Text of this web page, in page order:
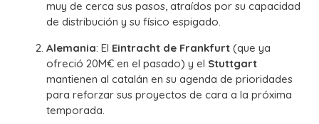
muy de cerca sus pasos, atraídos por su capacidad
de distribución y su físico espigado.
Alemania: El Eintracht de Frankfurt (que ya
ofreció 20M€ en el pasado) y el Stuttgart
mantienen al catalán en su agenda de prioridades
para reforzar sus proyectos de cara a la próxima
temporada.